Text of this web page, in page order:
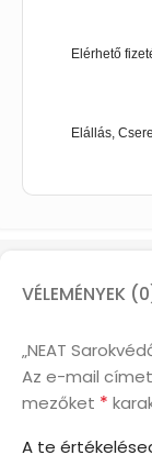
Elérhető
Elállás,
VÉLEMÉNYEK
„NEAT
Az e-mail
mezőket *
A te